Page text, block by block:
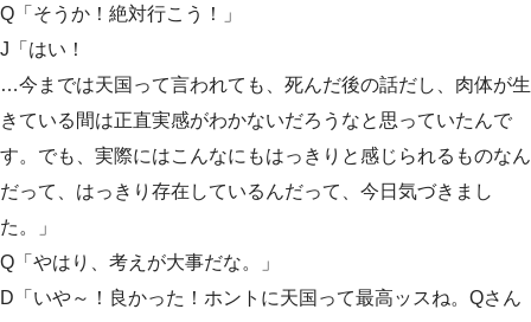
Q「そうか！絶対行こう！」
J「はい！
…今までは天国って言われても、死んだ後の話だし、肉体が生
きている間は正直実感がわかないだろうなと思っていたんで
す。でも、実際にはこんなにもはっきりと感じられるものなん
だって、はっきり存在しているんだって、今日気づきまし
た。」
Q「やはり、考えが大事だな。」
D「いや～！良かった！ホントに天国って最高ッスね。Qさん